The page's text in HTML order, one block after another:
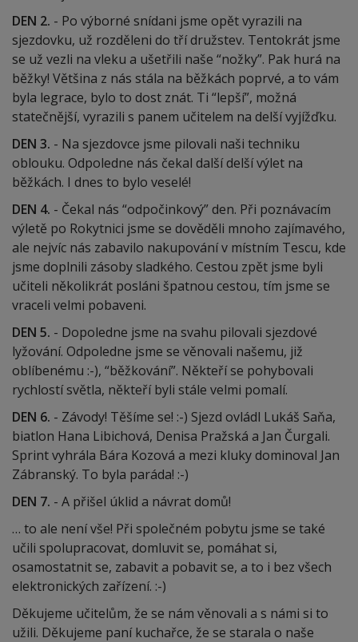
DEN 2. - Po výborné snídani jsme opět vyrazili na
sjezdovku, už rozděleni do tří družstev. Tentokrát jsme
se už vezli na vleku a ušetřili naše “nožky”. Pak hurá na
běžky! Většina z nás stála na běžkách poprvé, a to vám
byla legrace, bylo to dost znát. Ti “lepší”, možná
statečnější, vyrazili s panem učitelem na delší vyjížďku.
DEN 3. - Na sjezdovce jsme pilovali naši techniku
oblouku. Odpoledne nás čekal další delší výlet na
běžkách. I dnes to bylo veselé!
DEN 4. - Čekal nás “odpočinkový” den. Při poznávacím
výletě po Rokytnici jsme se dověděli mnoho zajímavého,
ale nejvíc nás zabavilo nakupování v místním Tescu, kde
jsme doplnili zásoby sladkého. Cestou zpět jsme byli
učiteli několikrát posláni špatnou cestou, tím jsme se
vraceli velmi pobaveni.
DEN 5. - Dopoledne jsme na svahu pilovali sjezdové
lyžování. Odpoledne jsme se věnovali našemu, již
oblíbenému :-), “běžkování”. Někteří se pohybovali
rychlostí světla, někteří byli stále velmi pomalí.
DEN 6. - Závody! Těšíme se! :-) Sjezd ovládl Lukáš Saňa,
biatlon Hana Libichová, Denisa Pražská a Jan Čurgali.
Sprint vyhrála Bára Kozová a mezi kluky dominoval Jan
Zábranský. To byla paráda! :-)
DEN 7. - A přišel úklid a návrat domů!
… to ale není vše! Při společném pobytu jsme se také
učili spolupracovat, domluvit se, pomáhat si,
osamostatnit se, zabavit a pobavit se, a to i bez všech
elektronických zařízení. :-)
Děkujeme učitelům, že se nám věnovali a s námi si to
užili. Děkujeme paní kuchařce, že se starala o naše